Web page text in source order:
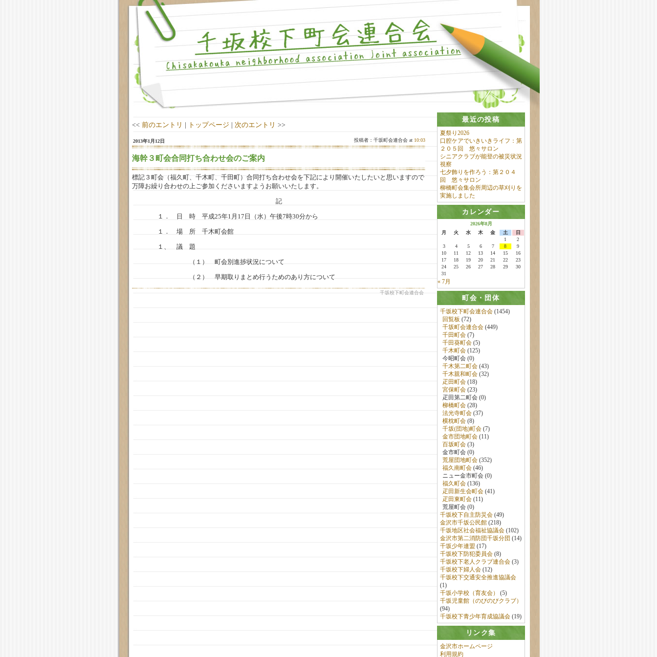
最近の投稿
夏祭り2026
口腔ケアでいきいきライフ：第
２０５回 悠々サロン
シニアクラブが能登の被災状況
視察
七夕飾りを作ろう：第２０４
回 悠々サロン
柳橋町会集会所周辺の草刈りを
実施しました
カレンダー
2026年8月
月
火 水 木 金 土
日
1
2
3
4 5 6 7 8
9
10
11 12 13 14 15
16
17
18 19 20 21 22
23
24
25 26 27 28 29
30
31
« 7月
町会・団体
千坂校下町会連合会(1454)
回覧板 (72)
千坂町会連合会(449)
千田町会(7)
千田葵町会(5)
千木町会(125)
今昭町会 (0)
千木第二町会(43)
千木親和町会(32)
疋田町会(18)
宮保町会(23)
疋田第二町会 (0)
柳橋町会(28)
法光寺町会(37)
横枕町会(8)
千坂(団地)町会(7)
金市団地町会(11)
百坂町会(3)
金市町会 (0)
荒屋団地町会(352)
福久南町会(46)
ニュー金市町会 (0)
福久町会(136)
疋田新生会町会(41)
疋田東町会(11)
荒屋町会 (0)
千坂校下自主防災会(49)
金沢市千坂公民館(218)
千坂地区社会福祉協議会(102)
金沢市第二消防団千坂分団 (14)
千坂少年連盟 (17)
千坂校下防犯委員会(8)
千坂校下老人クラブ連合会(3)
千坂校下婦人会(12)
千坂校下交通安全推進協議会
(1)
千坂小学校（育友会）
(5)
千坂児童館（のびのびクラブ）
(94)
千坂校下青少年育成協議会(19)
リンク集
金沢市ホームページ
利用規約
<<前のエントリ | トップページ | 次のエントリ >>
2013年1月12日 投稿者：千坂町会連合会 at 10:03
海幹３町会合同打ち合わせ会のご案内
標記３町会（福久町、千木町、千田町）合同打ち合わせ会を下記により開催いたしたいと思いますので
万障お繰り合わせの上ご参加くださいますようお願いいたします。
記
１． 日 時 平成25年1月17日（水）午後7時30分から
１． 場 所 千木町会館
１、 議 題
（１） 町会別進捗状況について
（２） 早期取りまとめ行うためのあり方について
千坂校下町会連合会